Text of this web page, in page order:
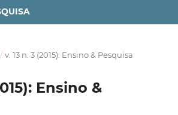
/ v. 13 n. 3 (2015): Ensino & Pesquisa
Ensino &